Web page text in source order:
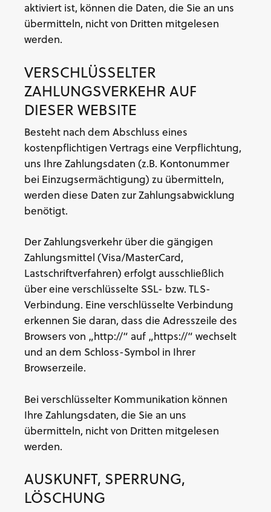
aktiviert ist, können die Daten, die Sie an uns
übermitteln, nicht von Dritten mitgelesen
werden.
VERSCHLÜSSELTER
ZAHLUNGSVERKEHR AUF
DIESER WEBSITE
Besteht nach dem Abschluss eines
kostenpflichtigen Vertrags eine Verpflichtung,
uns Ihre Zahlungsdaten (z.B. Kontonummer
bei Einzugsermächtigung) zu übermitteln,
werden diese Daten zur Zahlungsabwicklung
benötigt.
Der Zahlungsverkehr über die gängigen
Zahlungsmittel (Visa/MasterCard,
Lastschriftverfahren) erfolgt ausschließlich
über eine verschlüsselte SSL- bzw. TLS-
Verbindung. Eine verschlüsselte Verbindung
erkennen Sie daran, dass die Adresszeile des
Browsers von „http://“ auf „https://“ wechselt
und an dem Schloss-Symbol in Ihrer
Browserzeile.
Bei verschlüsselter Kommunikation können
Ihre Zahlungsdaten, die Sie an uns
übermitteln, nicht von Dritten mitgelesen
werden.
AUSKUNFT, SPERRUNG,
LÖSCHUNG